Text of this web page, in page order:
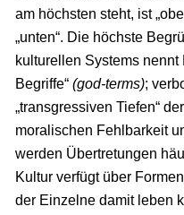
am höchsten steht, ist
„unten“. Die höchste
kulturellen Systems nennt
Begriffe“ (god-terms);
„transgressiven Tiefen“
moralischen Fehlbarkeit
werden Übertretungen
Kultur verfügt über
der Einzelne damit leben